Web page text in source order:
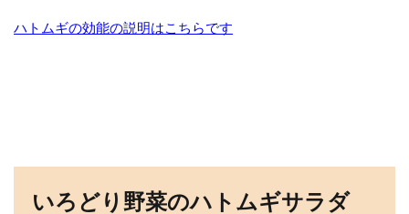
ハトムギの効能の説明はこちらです
いろどり野菜のハトムギサラダ